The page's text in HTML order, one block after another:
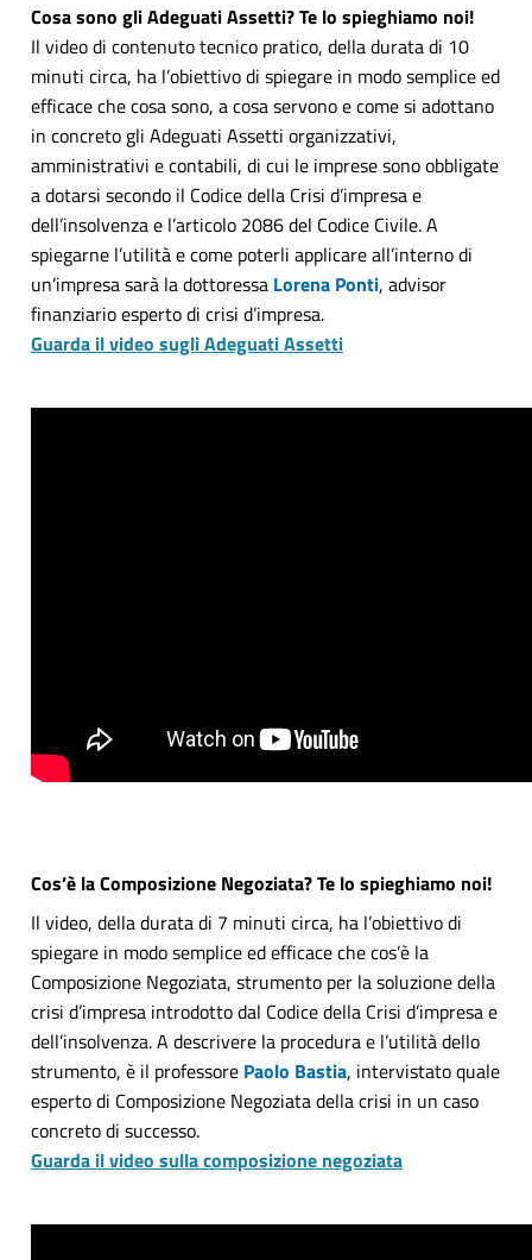
Cosa sono gli Adeguati Assetti? Te lo spieghiamo noi!
Il video di contenuto tecnico pratico, della durata di 10
minuti circa, ha l’obiettivo di spiegare in modo semplice ed
efficace che cosa sono, a cosa servono e come si adottano
in concreto gli Adeguati Assetti organizzativi,
amministrativi e contabili, di cui le imprese sono obbligate
a dotarsi secondo il Codice della Crisi d’impresa e
dell’insolvenza e l’articolo 2086 del Codice Civile. A
spiegarne l’utilità e come poterli applicare all’interno di
un’impresa sarà la dottoressa Lorena Ponti, advisor
finanziario esperto di crisi d’impresa.
Guarda il video sugli Adeguati Assetti
Cos’è la Composizione Negoziata? Te lo spieghiamo noi!
Il video, della durata di 7 minuti circa, ha l’obiettivo di
spiegare in modo semplice ed efficace che cos’è la
Composizione Negoziata, strumento per la soluzione della
crisi d’impresa introdotto dal Codice della Crisi d’impresa e
dell’insolvenza. A descrivere la procedura e l’utilità dello
strumento, è il professore Paolo Bastia, intervistato quale
esperto di Composizione Negoziata della crisi in un caso
concreto di successo.
Guarda il video sulla composizione negoziata